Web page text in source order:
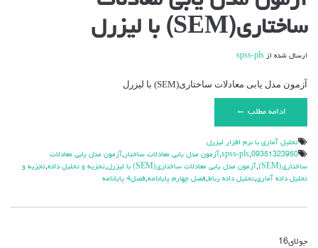
یابی
معادلات
با
ساختاری(SEM) با لیزرل
ارسال شده از spss-pls
آزمون مدل یابی معادلات ساختاری(SEM) با لیزرل
ادامه مطلب ←
تحليل آماري با نرم افزار ليزرل
09351323950
,
spss-pls
,آزمون مدل یابی معادلات ساختار ,آزمون مدل یابی معادلات
ساختاری(SEM)
,آزمون مدل یابی معادلات ساختاری(SEM) با لیزرل ,تجزیه و تحلیل داده,تجزیه و
تحلیل داده آماری,تحلیل داده رباط,فصل چهارم پایانامه,فصل4 پایانامه
جولای16